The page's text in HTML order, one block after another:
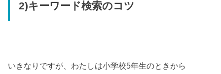
2)キーワード検索のコツ
いきなりですが、わたしは小学校5年生のときから